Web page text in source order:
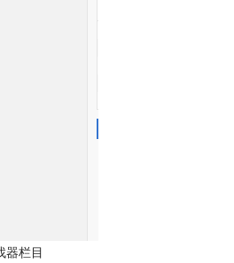
器栏目